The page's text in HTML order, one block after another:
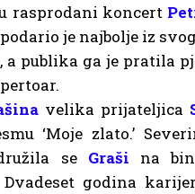
rasprodani koncert
je najbolje iz
a publika ga je pratila
velika prijateljica
‘Moje zlato.’
se Graši na
godina